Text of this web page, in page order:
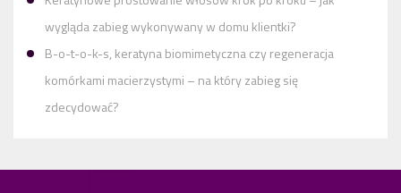
wygląda zabieg wykonywany w domu klientki?
B-o-t-o-k-s, keratyna biomimetyczna czy regeneracja
komórkami macierzystymi – na który zabieg się
zdecydować?